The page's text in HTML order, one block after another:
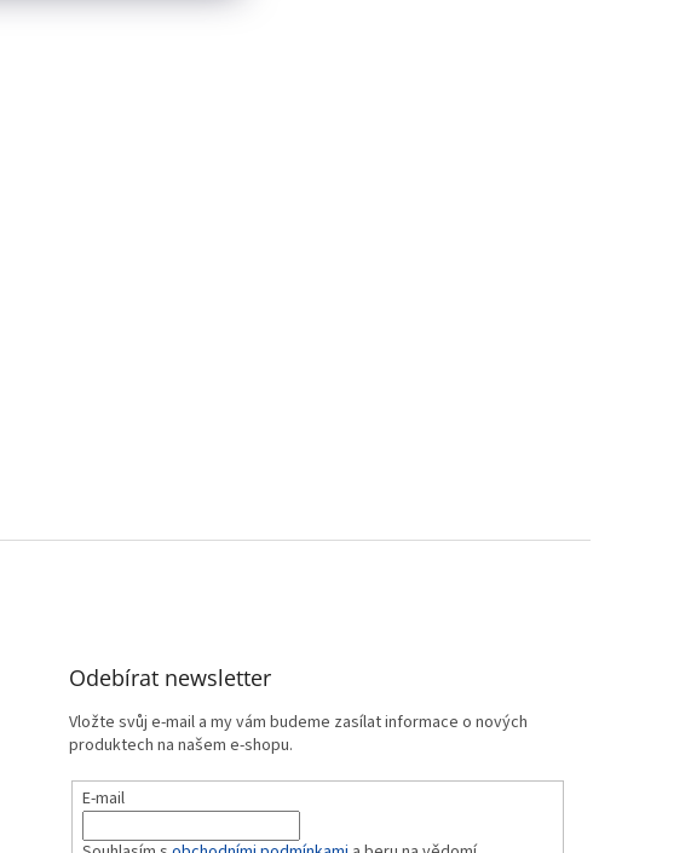
Odebírat newsletter
Vložte svůj e-mail a my vám budeme zasílat informace o nových
produktech na našem e-shopu.
E-mail